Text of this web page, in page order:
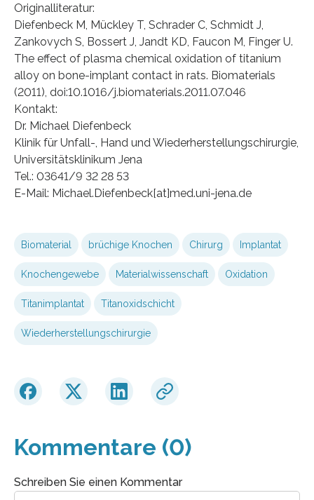
Originalliteratur:
Diefenbeck M, Mückley T, Schrader C, Schmidt J,
Zankovych S, Bossert J, Jandt KD, Faucon M, Finger U.
The effect of plasma chemical oxidation of titanium
alloy on bone-implant contact in rats. Biomaterials
(2011), doi:10.1016/j.biomaterials.2011.07.046
Kontakt:
Dr. Michael Diefenbeck
Klinik für Unfall-, Hand und Wiederherstellungschirurgie,
Universitätsklinikum Jena
Tel.: 03641/9 32 28 53
E-Mail: Michael.Diefenbeck[at]med.uni-jena.de
Biomaterial brüchige Knochen Chirurg Implantat
Knochengewebe Materialwissenschaft Oxidation
Titanimplantat Titanoxidschicht
Wiederherstellungschirurgie
Kommentare (0)
Schreiben Sie einen Kommentar